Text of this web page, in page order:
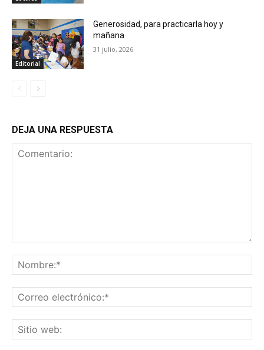
Editorial
Generosidad, para practicarla hoy y
mañana
31 julio, 2026
DEJA UNA RESPUESTA